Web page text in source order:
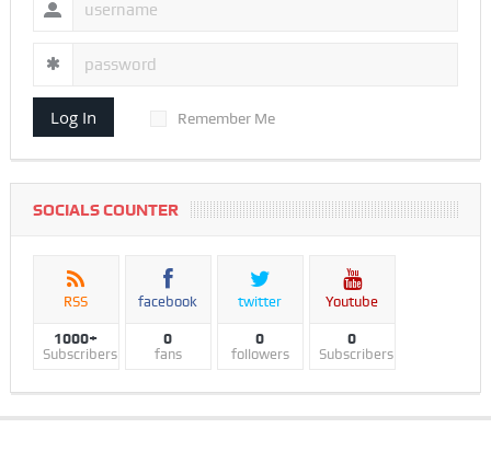
Log In Remember Me
SOCIALS COUNTER
RSS
1000+
Subscribers
facebook
0
fans
twitter
0
followers
Youtube
0
Subscribers